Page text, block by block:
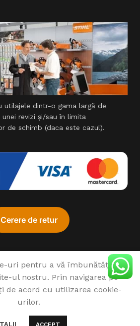
utilajele dintr-o gama largă de
revizi şi/sau în limita
de schimb (daca este cazul).
SRL. Made with♥by201.ro
uri pentru a vă îmbunătăți
ul nostru. Prin navigarea pe
de acord cu utilizarea cookie-
urilor.
ACCEPT
1.585lei